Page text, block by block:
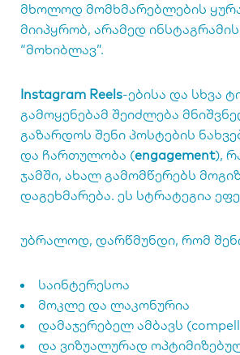
მხოლოდ მომხმარებლების
მიიპყრობ, არამედ
“მოხიბლავ”.
Instagram Reels-ებისა და სხვა
გამოყენებამ შეიძლება
გაზარდოს შენი პოსტების
და ჩართულობა (engagement),
ჯამში, ახალ გამომწერებს
დაგეხმარება. ეს სტრატეგია
უბრალოდ, დარწმუნდი, რომ
საინტერესოა
მოკლე და ლაკონურია
დამაჯერებელ ამბავს
და ვიზუალურად